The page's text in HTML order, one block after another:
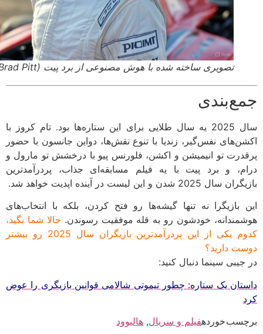
تصویری ساخته شده با هوش مصنوعی از برد پیت (Brad Pitt)
سال 2025 یه سال طلایی برای این ستاره‌ها بود. تام کروز با
نفس‌گیر، زندیا با تنوع نقش‌ها، دواین جانسون با حضور
تو انیمیشن و اکشن، فلورنس پیو با درخشش تو مارول و
و برد پیت با یه فیلم مسابقه‌ای جذاب، پردرآمدترین
شدن و این لیست در آینده اپدیت خواهد شد.
بازیگرا نه تنها گیشه‌ها رو فتح کردن، بلکه با انتخاب‌های
خودشون رو به قله موفقیت رسوندن.حالا شما بگید،
کدوم یکی از این پردرآمدترین بازیگران سال 2025 رو بیشتر
دارید؟
سینما دنبال کنید:
یک ستاره: چطور تیموتی شالامی قوانین بازیگری را عوض
خوردهفیلم و سریال, هالیوود